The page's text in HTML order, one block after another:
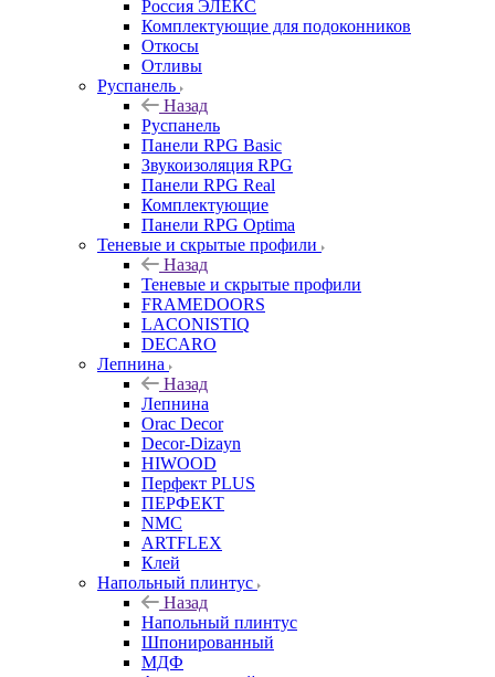
Россия ЭЛЕКС
Комплектующие для подоконников
Откосы
Отливы
Руспанель
Назад
Руспанель
Панели RPG Basic
Звукоизоляция RPG
Панели RPG Real
Комплектующие
Панели RPG Optima
Теневые и скрытые профили
Назад
Теневые и скрытые профили
FRAMEDOORS
LACONISTIQ
DECARO
Лепнина
Назад
Лепнина
Orac Decor
Decor-Dizayn
HIWOOD
Перфект PLUS
ПЕРФЕКТ
NMC
ARTFLEX
Клей
Напольный плинтус
Назад
Напольный плинтус
Шпонированный
МДФ